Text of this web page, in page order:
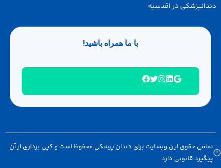
در اقدسیه
با ما همراه باشید!
حقوق این وبسایت برای دندان پزشکی محفوظ است و کپی برداری از آن
قانونی دارد